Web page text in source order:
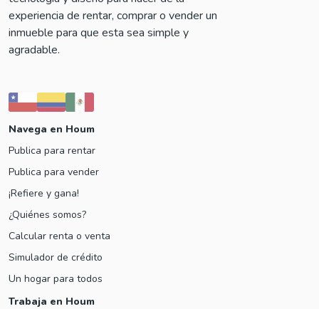
experiencia de rentar, comprar o vender un
inmueble para que esta sea simple y
agradable.
Navega en Houm
Publica para rentar
Publica para vender
¡Refiere y gana!
¿Quiénes somos?
Calcular renta o venta
Simulador de crédito
Un hogar para todos
Trabaja en Houm